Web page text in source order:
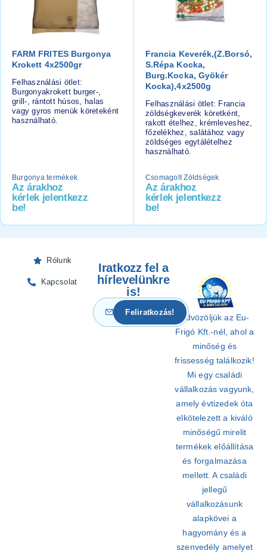
FARM FRITES Burgonya
Krokett 4x2500gr
Felhasználási ötlet:
Burgonyakrokett burger-,
grill-, rántott húsos, halas
vagy gyros menük köreteként
használható.
Burgonya termékek
Az árakhoz
kérlek jelentkezz
be!
Francia Keverék,(z.borsó,
S.répa Kocka,
Burg.kocka, Gyökér
Kocka),4x2500g
Felhasználási ötlet: Francia
zöldségkeverék köretként,
rakott ételhez, krémleveshez,
főzelékhez, salátához vagy
zöldséges egytálételhez
használható.
Csomagolt Zöldségek
Az árakhoz
kérlek jelentkezz
be!
Rólunk
Kapcsolat
Üdvözöljük az Eu-
Frigó Kft.-nél, ahol a
minőség és
frissesség találkozik!
Mi egy családi
vállalkozás vagyunk,
amely évtizedek óta
elkötelezett a kiváló
minőségű mirelit
termékek előállítása
és forgalmazása
mellett. A családi
jellegű
vállalkozásunk
alapkövei a
hagyomány és a
szenvedély amelyet
Iratkozz fel a
hírlevelünkre
is!